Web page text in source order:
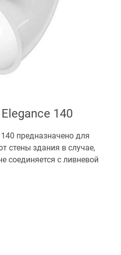
140
предназначено для
стены здания в случае,
соединяется с ливневой